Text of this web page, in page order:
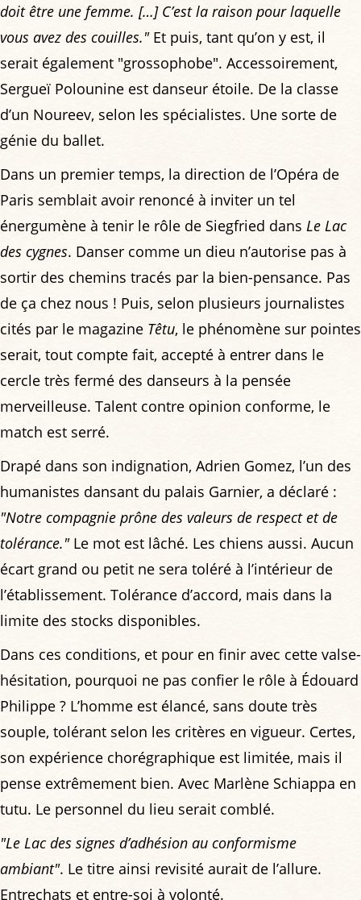
doit être une femme. […] C’est la raison pour laquelle
vous avez des couilles."Et puis, tant qu’on y est, il
serait également "grossophobe". Accessoirement,
Sergueï Polounine est danseur étoile. De la classe
d’un Noureev, selon les spécialistes. Une sorte de
génie du ballet.
Dans un premier temps, la direction de l’Opéra de
Paris semblait avoir renoncé à inviter un tel
énergumène à tenir le rôle de Siegfried dans Le Lac
des cygnes. Danser comme un dieu n’autorise pas à
sortir des chemins tracés par la bien-pensance. Pas
de ça chez nous ! Puis, selon plusieurs journalistes
cités par le magazine Têtu, le phénomène sur pointes
serait, tout compte fait, accepté à entrer dans le
cercle très fermé des danseurs à la pensée
merveilleuse. Talent contre opinion conforme, le
match est serré.
Drapé dans son indignation, Adrien Gomez, l’un des
humanistes dansant du palais Garnier, a déclaré :
"Notre compagnie prône des valeurs de respect et de
tolérance."Le mot est lâché. Les chiens aussi. Aucun
écart grand ou petit ne sera toléré à l’intérieur de
l’établissement. Tolérance d’accord, mais dans la
limite des stocks disponibles.
Dans ces conditions, et pour en finir avec cette valse-
hésitation, pourquoi ne pas confier le rôle à Édouard
Philippe ? L’homme est élancé, sans doute très
souple, tolérant selon les critères en vigueur. Certes,
son expérience chorégraphique est limitée, mais il
pense extrêmement bien. Avec Marlène Schiappa en
tutu. Le personnel du lieu serait comblé.
"Le Lac des signes d’adhésion au conformisme
ambiant". Le titre ainsi revisité aurait de l’allure.
Entrechats et entre-soi à volonté.